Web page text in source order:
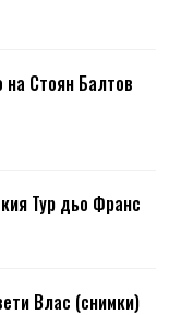
на Стоян Балтов
Тур дьо Франс
Влас (снимки)